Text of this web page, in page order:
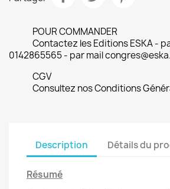
POUR COMMANDER
Contactez les Editions ESKA -
0142865565 - par mail
CGV
Consultez nos Conditions
Description Détails du
Résumé